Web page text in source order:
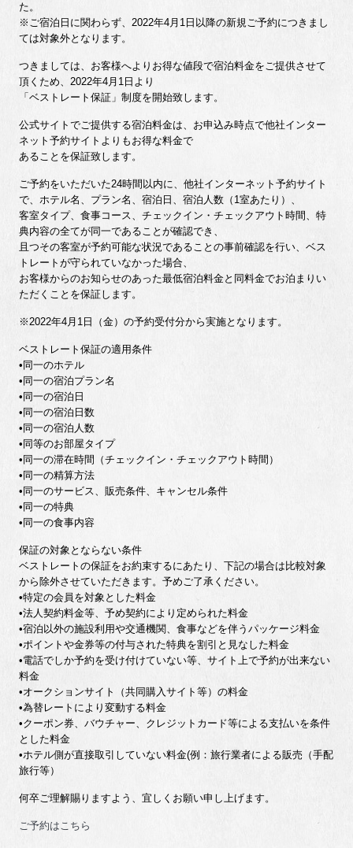
た。
※ご宿泊日に関わらず、2022年4月1日以降の新規ご予約につきまし
ては対象外となります。
つきましては、お客様へよりお得な値段で宿泊料金をご提供させて
頂くため、2022年4月1日より
「ベストレート保証」制度を開始致します。
公式サイトでご提供する宿泊料金は、お申込み時点で他社インター
ネット予約サイトよりもお得な料金で
あることを保証致します。
ご予約をいただいた24時間以内に、他社インターネット予約サイト
で、ホテル名、プラン名、宿泊日、宿泊人数（1室あたり）、
客室タイプ、食事コース、チェックイン・チェックアウト時間、特
典内容の全てが同一であることが確認でき、
且つその客室が予約可能な状況であることの事前確認を行い、ベス
トレートが守られていなかった場合、
お客様からのお知らせのあった最低宿泊料金と同料金でお泊まりい
ただくことを保証します。
※2022年4月1日（金）の予約受付分から実施となります。
ベストレート保証の適用条件
•同一のホテル
•同一の宿泊プラン名
•同一の宿泊日
•同一の宿泊日数
•同一の宿泊人数
•同等のお部屋タイプ
•同一の滞在時間（チェックイン・チェックアウト時間）
•同一の精算方法
•同一のサービス、販売条件、キャンセル条件
•同一の特典
•同一の食事内容
保証の対象とならない条件
ベストレートの保証をお約束するにあたり、下記の場合は比較対象
から除外させていただきます。予めご了承ください。
•特定の会員を対象とした料金
•法人契約料金等、予め契約により定められた料金
•宿泊以外の施設利用や交通機関、食事などを伴うパッケージ料金
•ポイントや金券等の付与された特典を割引と見なした料金
•電話でしか予約を受け付けていない等、サイト上で予約が出来ない
料金
•オークションサイト（共同購入サイト等）の料金
•為替レートにより変動する料金
•クーポン券、バウチャー、クレジットカード等による支払いを条件
とした料金
•ホテル側が直接取引していない料金(例：旅行業者による販売（手配
旅行等）
何卒ご理解賜りますよう、宜しくお願い申し上げます。
ご予約はこちら